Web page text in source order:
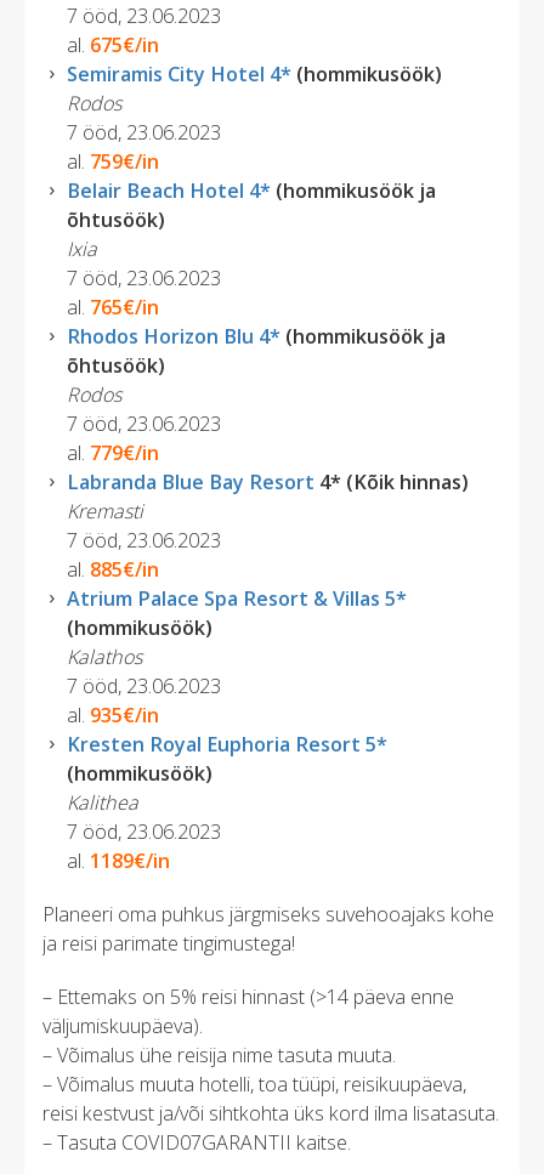
7 ööd, 23.06.2023
al. 675€/in
Semiramis City Hotel 4* (hommikusöök)
Rodos
7 ööd, 23.06.2023
al. 759€/in
Belair Beach Hotel 4* (hommikusöök ja
õhtusöök)
Ixia
7 ööd, 23.06.2023
al. 765€/in
Rhodos Horizon Blu 4* (hommikusöök ja
õhtusöök)
Rodos
7 ööd, 23.06.2023
al. 779€/in
Labranda Blue Bay Resort 4* (Kõik hinnas)
Kremasti
7 ööd, 23.06.2023
al. 885€/in
Atrium Palace Spa Resort & Villas 5*
(hommikusöök)
Kalathos
7 ööd, 23.06.2023
al. 935€/in
Kresten Royal Euphoria Resort 5*
(hommikusöök)
Kalithea
7 ööd, 23.06.2023
al. 1189€/in
Planeeri oma puhkus järgmiseks suvehooajaks kohe
ja reisi parimate tingimustega!
– Ettemaks on 5% reisi hinnast (>14 päeva enne
väljumiskuupäeva).
– Võimalus ühe reisija nime tasuta muuta.
– Võimalus muuta hotelli, toa tüüpi, reisikuupäeva,
reisi kestvust ja/või sihtkohta üks kord ilma lisatasuta.
– Tasuta COVID07GARANTII kaitse.